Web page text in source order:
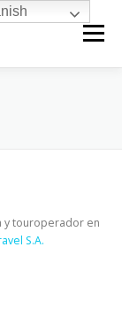
Menú
y touroperador en
S.A.